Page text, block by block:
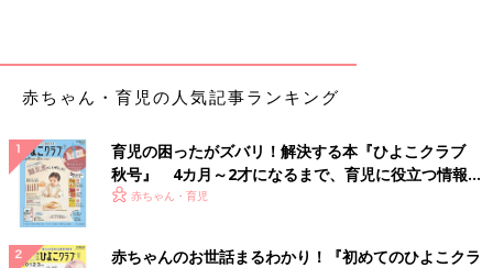
赤ちゃん・育児の人気記事ランキング
育児の困ったがズバリ！解決する本『ひよこクラブ
秋号』 4カ月～2才になるまで、育児に役立つ情報が
いっぱい！
赤ちゃん・育児
赤ちゃんのお世話まるわかり！『初めてのひよこクラ